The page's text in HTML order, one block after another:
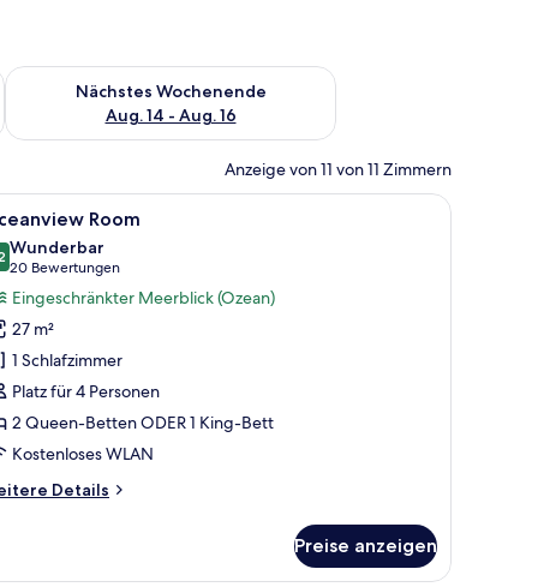
Aug. 7 - Aug. 9.
Nächstes Wochenende
Aug. 14 - Aug. 16
Überprüfe die Verfügbarkeit für nächstes Wochenende, Aug.
Anzeige von 11 von 11 Zimmern
Schreibtisch und einem Stuhl. Es gibt einen Deckenventilator, ein
Ein Hotelzimmer mit Bett, Schreibtisch und
7 Room
von 10
Wunderbar
20 Bewertungen
(20
Bewertungen)
Eingeschränkter Meerblick (Ozean)
27 m²
1 Schlafzimmer
Platz für 4 Personen
2 Queen-Betten ODER 1 King-Bett
Kostenloses WLAN
Details
Preise anzeigen